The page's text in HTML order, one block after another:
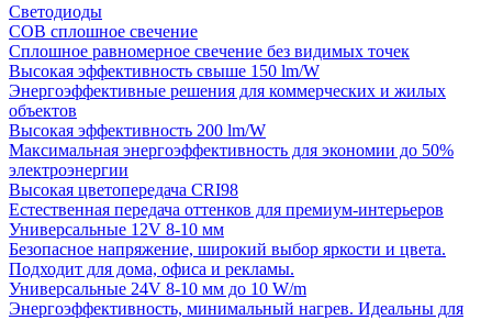
Светодиоды
COB сплошное свечение
Сплошное равномерное свечение без видимых точек
Высокая эффективность свыше 150 lm/W
Энергоэффективные решения для коммерческих и жилых
объектов
Высокая эффективность 200 lm/W
Максимальная энергоэффективность для экономии до 50%
электроэнергии
Высокая цветопередача CRI98
Естественная передача оттенков для премиум-интерьеров
Универсальные 12V 8-10 мм
Безопасное напряжение, широкий выбор яркости и цвета.
Подходит для дома, офиса и рекламы.
Универсальные 24V 8-10 мм до 10 W/m
Энергоэффективность, минимальный нагрев. Идеальны для